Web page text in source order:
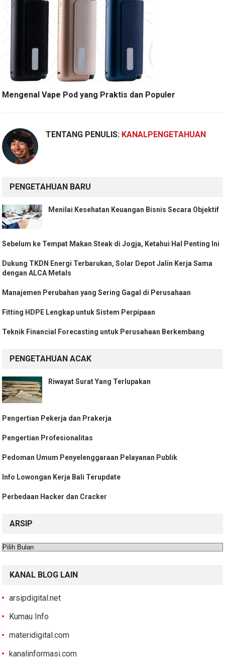
Mengenal Vape Pod yang Praktis dan Populer
TENTANG PENULIS: KANALPENGETAHUAN
PENGETAHUAN BARU
Menilai Kesehatan Keuangan Bisnis Secara Objektif
Sebelum ke Tempat Makan Steak di Jogja, Ketahui Hal Penting Ini
Dukung TKDN Energi Terbarukan, Solar Depot Jalin Kerja Sama
dengan ALCA Metals
Manajemen Perubahan yang Sering Gagal di Perusahaan
Fitting HDPE Lengkap untuk Sistem Perpipaan
Teknik Financial Forecasting untuk Perusahaan Berkembang
PENGETAHUAN ACAK
Riwayat Surat Yang Terlupakan
Pengertian Pekerja dan Prakerja
Pengertian Profesionalitas
Pedoman Umum Penyelenggaraan Pelayanan Publik
Info Lowongan Kerja Bali Terupdate
Perbedaan Hacker dan Cracker
ARSIP
Arsip
KANAL BLOG LAIN
arsipdigital.net
Kumau Info
materidigital.com
kanalinformasi.com